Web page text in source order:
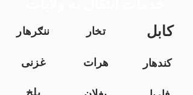
ننګرهار تخار کابل
غزنی هرات
کندهار